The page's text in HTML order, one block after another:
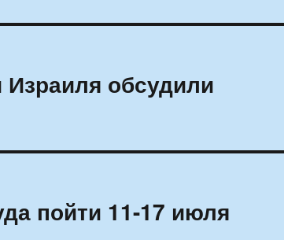
обсудили
пойти 11-17 июля